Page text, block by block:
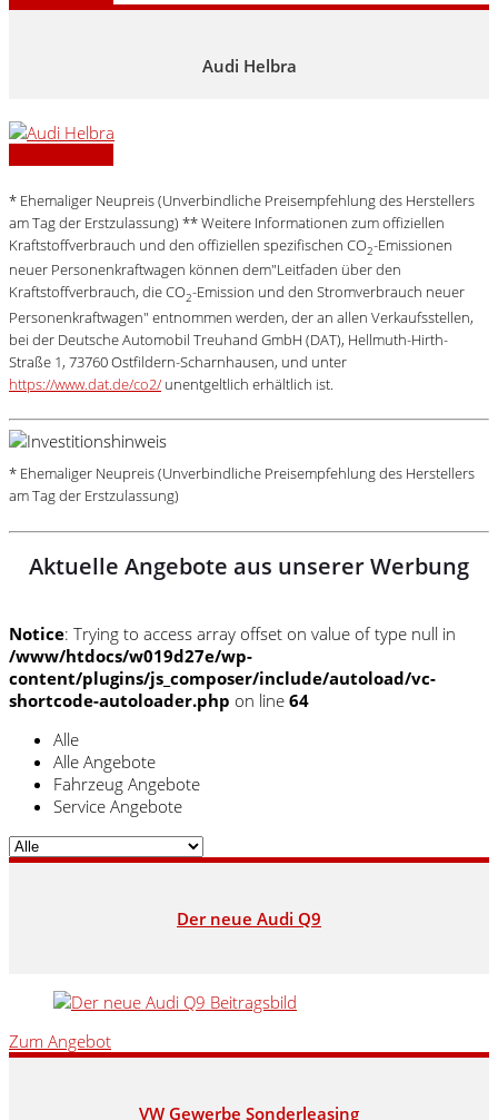
Audi Helbra
* Ehemaliger Neupreis (Unverbindliche Preisempfehlung des Herstellers
am Tag der Erstzulassung) ** Weitere Informationen zum offiziellen
Kraftstoffverbrauch und den offiziellen spezifischen CO2-Emissionen
neuer Personenkraftwagen können dem"Leitfaden über den
Kraftstoffverbrauch, die CO2-Emission und den Stromverbrauch neuer
Personenkraftwagen" entnommen werden, der an allen Verkaufsstellen,
bei der Deutsche Automobil Treuhand GmbH (DAT), Hellmuth-Hirth-
Straße 1, 73760 Ostfildern-Scharnhausen, und unter
https://www.dat.de/co2/unentgeltlich erhältlich ist.
* Ehemaliger Neupreis (Unverbindliche Preisempfehlung des Herstellers
am Tag der Erstzulassung)
Aktuelle Angebote aus unserer Werbung
Notice: Trying to access array offset on value of type null in
/www/htdocs/w019d27e/wp-
content/plugins/js_composer/include/autoload/vc-
shortcode-autoloader.php on line 64
Alle
Alle Angebote
Fahrzeug Angebote
Service Angebote
Der neue Audi Q9
Zum Angebot
VW Gewerbe Sonderleasing